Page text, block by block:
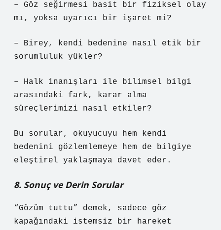
– Göz seğirmesi basit bir fiziksel olay
mı, yoksa uyarıcı bir işaret mi?
– Birey, kendi bedenine nasıl etik bir
sorumluluk yükler?
– Halk inanışları ile bilimsel bilgi
arasındaki fark, karar alma
süreçlerimizi nasıl etkiler?
Bu sorular, okuyucuyu hem kendi
bedenini gözlemlemeye hem de bilgiye
eleştirel yaklaşmaya davet eder.
8. Sonuç ve Derin Sorular
“Gözüm tuttu” demek, sadece göz
kapağındaki istemsiz bir hareket